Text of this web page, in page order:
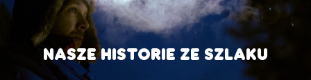
NASZE HISTORIE ZE SZLAKU